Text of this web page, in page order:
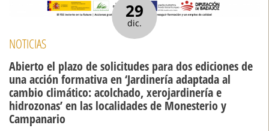
29
dic.
NOTICIAS
Abierto el plazo de solicitudes para dos ediciones de
una acción formativa en ‘Jardinería adaptada al
cambio climático: acolchado, xerojardinería e
hidrozonas’ en las localidades de Monesterio y
Campanario